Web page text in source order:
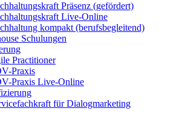
Präsenz (gefördert)
Live-Online
kompakt (berufsbegleitend)
Schulungen
Practitioner
Praxis
Praxis Live-Online
für Dialogmarketing